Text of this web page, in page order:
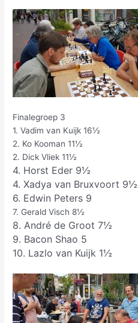
Finalegroep 3
1. Vadim van Kuijk 16½
2. Ko Kooman 11½
2. Dick Vliek 11½
4. Horst Eder 9½
4. Xadya van Bruxvoort 9½
6. Edwin Peters 9
7. Gerald Visch 8½
8. André de Groot 7½
9. Bacon Shao 5
10. Lazlo van Kuijk 1½